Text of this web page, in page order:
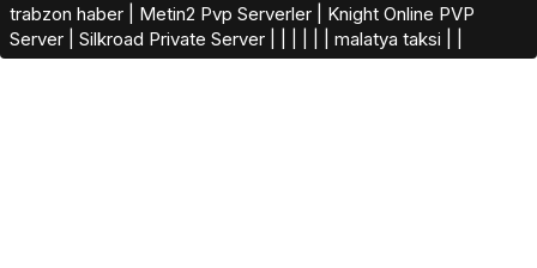
trabzon haber Metin2 Pvp Serverler
Knight Online PVP
Server
Silkroad Private Server​ malatya taksi